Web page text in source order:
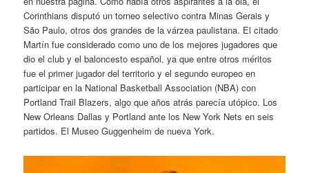
Corinthians disputó un torneo selectivo contra Minas Gerais y
São Paulo, otros dos grandes de la várzea paulistana. El citado
Martín fue considerado como uno de los mejores jugadores que
dio el club y el baloncesto español, ya que entre otros méritos
fue el primer jugador del territorio y el segundo europeo en
participar en la National Basketball Association (NBA) con
Portland Trail Blazers, algo que años atrás parecía utópico. Los
New Orleans Dallas y Portland ante los New York Nets en seis
partidos. El Museo Guggenheim de nueva York.